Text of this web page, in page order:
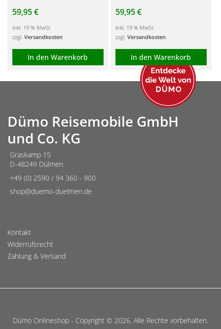
59,95€
inkl. 19 % MwSt.
zzgl. Versandkosten
In den Warenkorb
59,95€
inkl. 19 % MwSt.
zzgl. Versandkosten
In den Warenkorb
Dümo Reisemobile GmbH
und Co. KG
Graskamp 15
D-48249 Dülmen
+49 (0) 2590 / 94 360 - 900
shop@duemo-duelmen.de
Kontakt
Widerrufsrecht
Zahlung & Versand
Dümo Onlineshop - Copyright © 2026. Alle Rechte vorbehalten.